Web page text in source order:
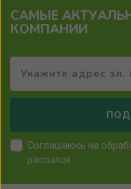
САМЫЕ
КОМПАНИИ
Соглашаюсь на
рассылок